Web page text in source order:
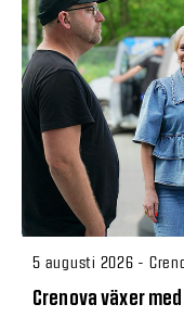
5 augusti 2026 -
Crenova växer